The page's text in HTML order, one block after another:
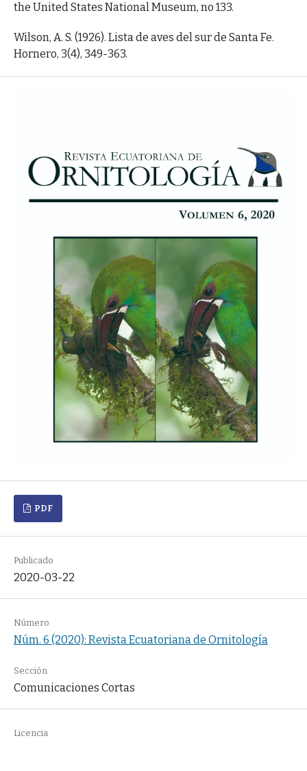
the United States National Museum, no 133.
Wilson, A. S. (1926). Lista de aves del sur de Santa Fe.
Hornero, 3(4), 349-363.
PDF
Publicado
2020-03-22
Número
Núm. 6 (2020): Revista Ecuatoriana de Ornitología
Sección
Comunicaciones Cortas
Licencia